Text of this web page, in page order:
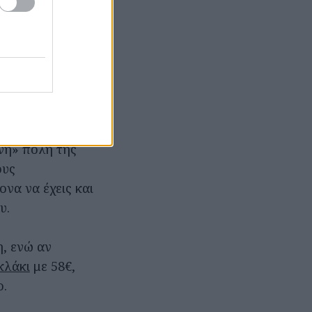
με
πόλη της
να έχεις και
ενώ αν
με 58€,